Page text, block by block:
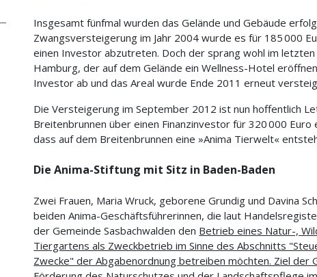
Insgesamt fünfmal wurden das Gelände und Gebäude
Zwangsversteigerung im Jahr 2004 wurde es für 185 000
einen Investor abzutreten. Doch der sprang wohl im
Hamburg, der auf dem Gelände ein Wellness-Hotel
Investor ab und das Areal wurde Ende 2011 erneut
Die Versteigerung im September 2012 ist nun hoffentlich
Breitenbrunnen über einen Finanzinvestor für 320 000
dass auf dem Breitenbrunnen eine »Anima Tierwelt«
Die Anima-Stiftung mit Sitz in Baden-Baden
Zwei Frauen, Maria Wruck, geborene Grundig und Davina
beiden Anima-Geschäftsführerinnen, die laut
der Gemeinde Sasbachwalden den Betrieb eines Natur-,
Tiergartens als Zweckbetrieb im Sinne des Abschnitts
Zwecke" der Abgabenordnung betreiben möchten. Ziel der